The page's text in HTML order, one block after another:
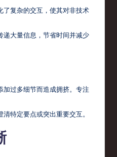
了复杂的交互，使其对非技术
递大量信息，节省时间并减少
加过多细节而造成拥挤。专注
清特定要点或突出重要交互。